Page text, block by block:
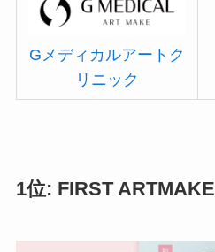
Gメディカルアートク
リニック
1位: FIRST ARTMAKE